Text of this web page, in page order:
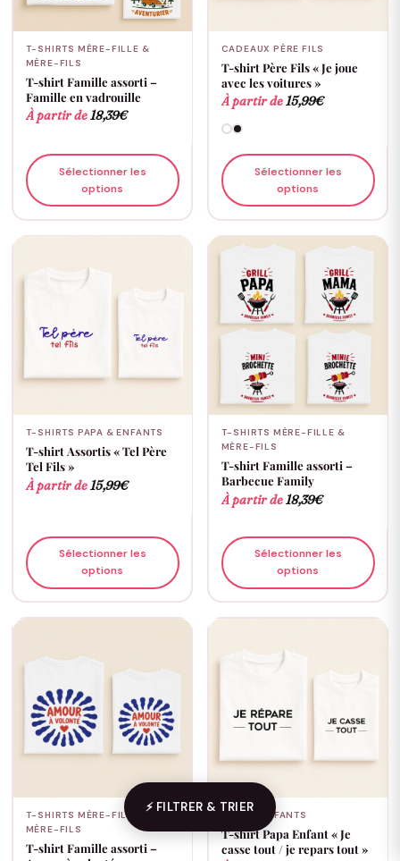
T-SHIRTS MÈRE-FILLE &
MÈRE-FILS
T-shirt Famille assorti –
Famille en vadrouille
À partir de18,39€
Sélectionner les
options
CADEAUX PÈRE FILS
T-shirt Père Fils « Je joue
avec les voitures »
À partir de15,99€
Sélectionner les
options
T-SHIRTS PAPA & ENFANTS
T-shirt Assortis « Tel Père
Tel Fils »
À partir de15,99€
Sélectionner les
options
T-SHIRTS MÈRE-FILLE &
MÈRE-FILS
T-shirt Famille assorti –
Barbecue Family
À partir de18,39€
Sélectionner les
options
T-SHIRTS MÈRE-FILLE &
MÈRE-FILS
T-shirt Famille assorti –
PAPA & ENFANTS
T-shirt Papa Enfant « Je
casse tout / je repars tout »
⚡ FILTRER & TRIER